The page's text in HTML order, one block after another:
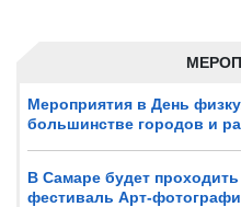
Мероприятия в День
большинстве городов и
В Самаре будет
фестиваль Арт-